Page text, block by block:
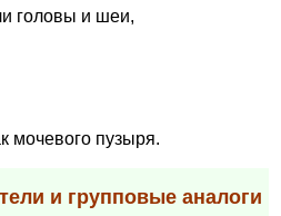
головы и шеи,
мочевого пузыря.
и групповые аналоги